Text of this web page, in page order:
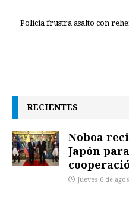
Policía frustra asalto con
RECIENTES
Noboa
Japón
jueves 6 de